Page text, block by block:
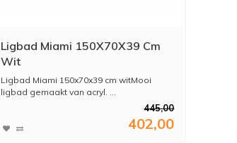
Ligbad Miami 150X70X39 Cm
Wit
Ligbad Miami 150x70x39 cm witMooi
ligbad gemaakt van acryl. ...
445,00
402,00